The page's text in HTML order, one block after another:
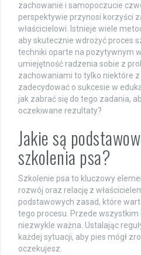
zachowanie i samopoczucie
perspektywie przynosi korzyści
właścicielowi. Istnieje wiele
aby skutecznie wdrożyć proces
techniki oparte na pozytywnym
umiejętność radzenia sobie z
zachowaniami to tylko niektóre
zadecydować o sukcesie w
jak zabrać się do tego zadania,
oczekiwane rezultaty?
Jakie są
szkolenia psa?
Szkolenie psa to kluczowy
rozwój oraz relację z
podstawowych zasad, które
tego procesu. Przede wszystkim
niezwykle ważna. Ustalając
każdej sytuacji, aby pies mógł
oczekujesz.